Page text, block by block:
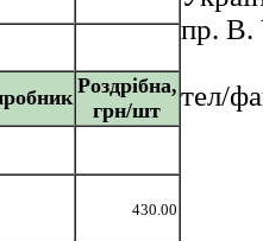
Роздрібна,
грн/шт
430.00
пр. В.
тел/